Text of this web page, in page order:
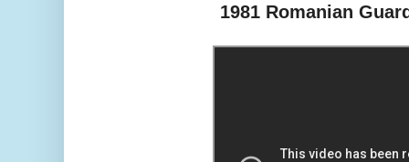
1981 Romanian